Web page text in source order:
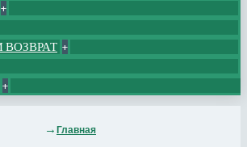
+
ВОЗВРАТ +
+
Главная